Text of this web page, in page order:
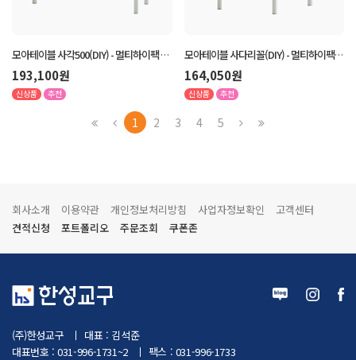
모아테이블 사각500(DIY) - 멀티하이팩 2
인 세트
193,100원
신상품 추천
모아테이블 사다리꼴(DIY) - 멀티하이팩 1
인 세트
164,050원
신상품 추천
1 2 3 4 5
회사소개 이용약관 개인정보처리방침 사업자정보확인
고객센터
견적신청
포트폴리오 주문조회 쿠폰존
(주)한성교구
대표 : 김석준
대표번호 : 031-996-1731~2
팩스 : 031-996-1733